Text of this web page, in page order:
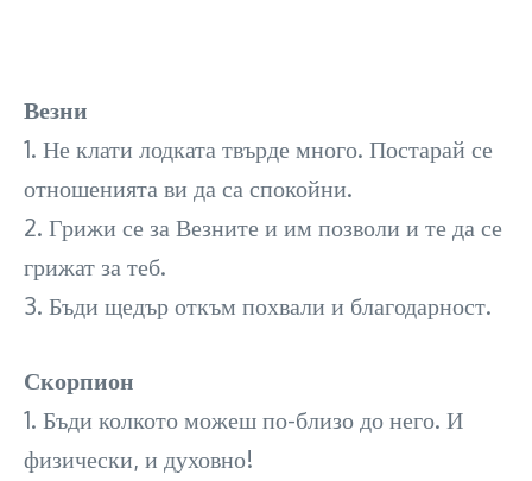
Везни
1. Не клати лодката твърде много. Постарай се
отношенията ви да са спокойни.
2. Грижи се за Везните и им позволи и те да се
грижат за теб.
3. Бъди щедър откъм похвали и благодарност.
Скорпион
1. Бъди колкото можеш по-близо до него. И
физически, и духовно!